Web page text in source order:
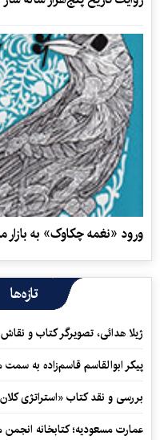
ورود «نغمه چکاوک» به
تازه‌ها
ژیلا هدائی، تصویرگر کتاب و
پیکر ابوالقاسم قاسم‌زاده به
بررسی و نقد کتاب «استراتژی
عمارت مسعودیه؛ کتابخانه انجمن